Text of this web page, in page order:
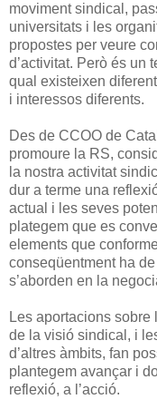
moviment sindical,
universitats i les
propostes per veure
d’activitat. Però és un
qual existeixen
i interessos diferents.
Des de CCOO de
promoure la RS,
la nostra activitat
dur a terme una
actual i les seves
plategem que es
elements que
conseqüentment ha
s’aborden en la
Les aportacions sobre
de la visió sindical, i
d’altres àmbits, fan
plantegem avançar i
reflexió, a l’acció.